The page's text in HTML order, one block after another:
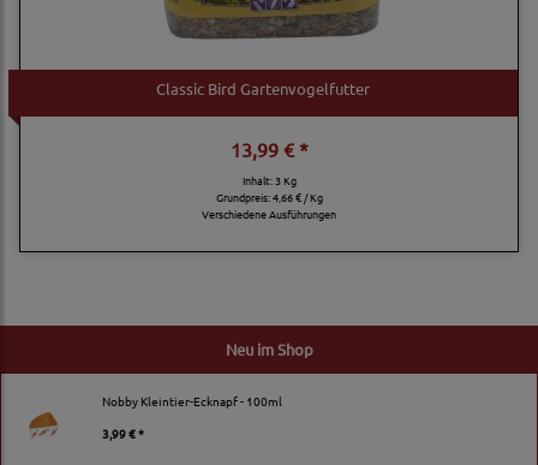
Neu im Shop
Nobby Kleintier-Ecknapf - 100ml
3,99 € *
Classic Bird Gartenvogelfutter
13,99 € *
Inhalt: 3 Kg
Grundpreis:4,66 € / Kg
Verschiedene Ausführungen